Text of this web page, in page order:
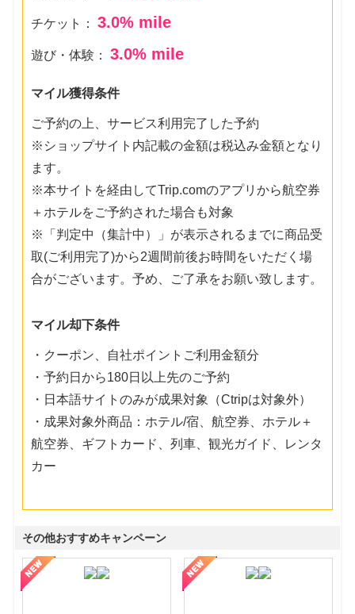
チケット：3.0% mile
遊び・体験：3.0% mile
マイル獲得条件
ご予約の上、サービス利用完了した予約
※ショップサイト内記載の金額は税込み金額となり
ます。
※本サイトを経由してTrip.comのアプリから航空券
＋ホテルをご予約された場合も対象
※「判定中（集計中）」が表示されるまでに商品受
取(ご利用完了)から2週間前後お時間をいただく場
合がございます。予め、ご了承をお願い致します。
マイル却下条件
・クーポン、自社ポイントご利用金額分
・予約日から180日以上先のご予約
・日本語サイトのみが成果対象（Ctripは対象外）
・成果対象外商品：ホテル/宿、航空券、ホテル＋
航空券、ギフトカード、列車、観光ガイド、レンタ
カー
その他おすすめキャンペーン